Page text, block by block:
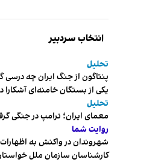
انتخاب سردبیر
تحلیل
پنتاگون از جنگ ایران چه درسی
یکی از بستگان خامنه‌ای
تحلیل
معمای ایران؛ ترامپ در جنگی
روایت شما
شهروندان در واکنش به اظهارات
کارشناسان سازمان ملل